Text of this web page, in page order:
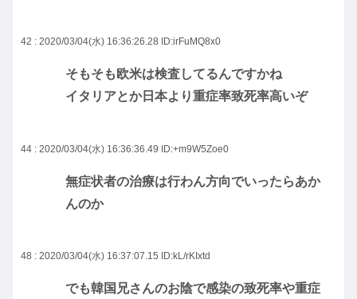
42 : 2020/03/04(水) 16:36:26.28 ID:irFuMQ8x0
そもそも欧米は検査してるんですかね
イタリアとか日本より重症率致死率高いぞ
44 : 2020/03/04(水) 16:36:36.49 ID:+m9W5Zoe0
無症状者の治療は行わん方向でいったらあか
んのか
48 : 2020/03/04(水) 16:37:07.15 ID:kL/rKIxtd
でも韓国兄さんのお陰で感染の致死率や重症